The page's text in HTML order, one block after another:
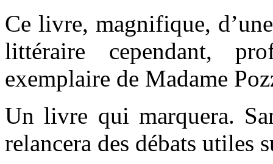
Ce livre, magnifique,
littéraire cependant,
exemplaire de Madame
Un livre qui marquera.
relancera des débats utiles